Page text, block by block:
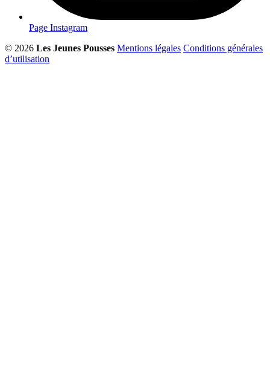
Page Instagram
© 2026 Les Jeunes Pousses Mentions légales Conditions générales
d’utilisation